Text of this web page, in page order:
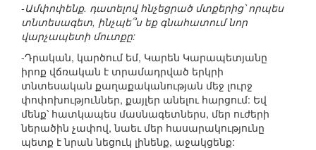
-Ամփոփենք. դատելով հնչեցրած մտքերից՝ որպես
տնտեսագետ, ինչպե՞ս եք գնահատում նոր
վարչապետի մուտքը:
-Դրական, կարծում եմ, Կարեն Կարապետյանը
իրոք վճռական է տրամադրված երկրի
տնտեսական քաղաքականության մեջ լուրջ
փոփոխություններ, քայլեր անելու հարցում: Եվ
մենք՝ հատկապես մասնագետներս, մեր ուժերի
ներածին չափով, նաեւ մեր հասարակությունը
պետք է նրան նեցուկ լինենք, աջակցենք: